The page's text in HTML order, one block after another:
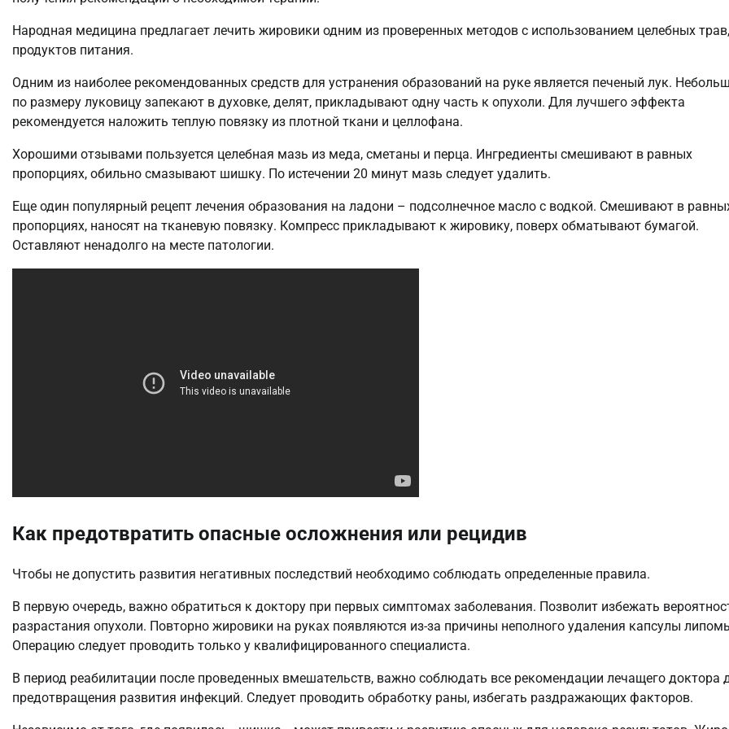
Народная медицина предлагает лечить жировики одним из проверенных методов с использованием целебных трав,
продуктов питания.
Одним из наиболее рекомендованных средств для устранения образований на руке является печеный лук.
по размеру луковицу запекают в духовке, делят, прикладывают одну часть к опухоли. Для лучшего эффекта
рекомендуется наложить теплую повязку из плотной ткани и целлофана.
Хорошими отзывами пользуется целебная мазь из меда, сметаны и перца. Ингредиенты смешивают в равных
пропорциях, обильно смазывают шишку. По истечении 20 минут мазь следует удалить.
Еще один популярный рецепт лечения образования на ладони – подсолнечное масло с водкой. Смешивают в
пропорциях, наносят на тканевую повязку. Компресс прикладывают к жировику, поверх обматывают бумагой.
Оставляют ненадолго на месте патологии.
Как предотвратить опасные осложнения или рецидив
Чтобы не допустить развития негативных последствий необходимо соблюдать определенные правила.
В первую очередь, важно обратиться к доктору при первых симптомах заболевания. Позволит избежать
разрастания опухоли. Повторно жировики на руках появляются из-за причины неполного удаления капсулы
Операцию следует проводить только у квалифицированного специалиста.
В период реабилитации после проведенных вмешательств, важно соблюдать все рекомендации лечащего доктора
предотвращения развития инфекций. Следует проводить обработку раны, избегать раздражающих факторов.